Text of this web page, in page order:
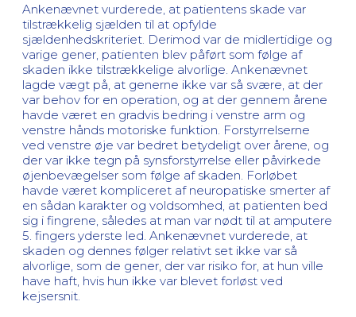
Ankenævnet vurderede, at patientens skade var
tilstrækkelig sjælden til at opfylde
sjældenhedskriteriet. Derimod var de midlertidige og
varige gener, patienten blev påført som følge af
skaden ikke tilstrækkelige alvorlige. Ankenævnet
lagde vægt på, at generne ikke var så svære, at der
var behov for en operation, og at der gennem årene
havde været en gradvis bedring i venstre arm og
venstre hånds motoriske funktion. Forstyrrelserne
ved venstre øje var bedret betydeligt over årene, og
der var ikke tegn på synsforstyrrelse eller påvirkede
øjenbevægelser som følge af skaden. Forløbet
havde været kompliceret af neuropatiske smerter af
en sådan karakter og voldsomhed, at patienten bed
sig i fingrene, således at man var nødt til at amputere
5. fingers yderste led. Ankenævnet vurderede, at
skaden og dennes følger relativt set ikke var så
alvorlige, som de gener, der var risiko for, at hun ville
have haft, hvis hun ikke var blevet forløst ved
kejsersnit.